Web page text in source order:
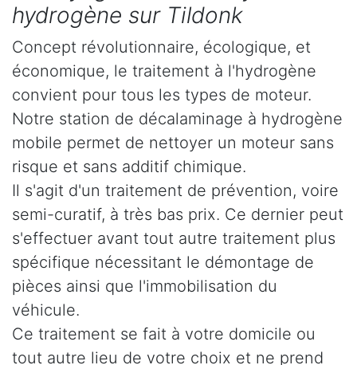
hydrogène sur Tildonk
Concept révolutionnaire, écologique, et
économique, le traitement à l'hydrogène
convient pour tous les types de moteur.
Notre station de décalaminage à hydrogène
mobile permet de nettoyer un moteur sans
risque et sans additif chimique.
Il s'agit d'un traitement de prévention, voire
semi-curatif, à très bas prix. Ce dernier peut
s'effectuer avant tout autre traitement plus
spécifique nécessitant le démontage de
pièces ainsi que l'immobilisation du
véhicule.
Ce traitement se fait à votre domicile ou
tout autre lieu de votre choix et ne prend